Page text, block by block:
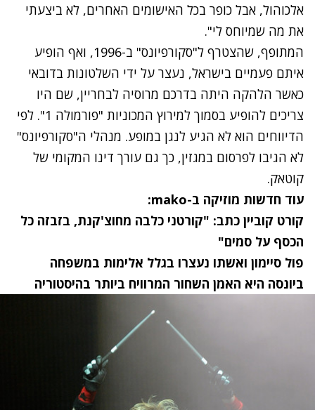
אלכוהול, אבל כופר בכל האישומים האחרים, לא ביצעתי
את מה שמיוחס לי".
המתופף, שהצטרף ל"סקורפיונס" ב-1996, ואף
הופיע
איתם פעמיים בישראל, נעצר על ידי השלטונות בדובאי
כאשר הלהקה היתה בדרכם מרוסיה לבחריין, שם היו
צריכים להופיע בסמוך למירוץ המכוניות "פורמולה 1". לפי
הדיווחים הוא לא הגיע לנגן במופע. מנהלי ה"סקורפיונס"
לא הגיבו לפרסום במגזין, כך גם עורך דינו המקומי של
קוטאק.
עוד חדשות מוזיקה ב-mako:
קורט קוביין כתב: "קורטני כלבה מחוצ'קנת, בזבזה כל
הכסף על סמים"
פול סיימון ואשתו נעצרו בגלל אלימות במשפחה
ביונסה היא האמן השחור המרוויח ביותר בהיסטוריה